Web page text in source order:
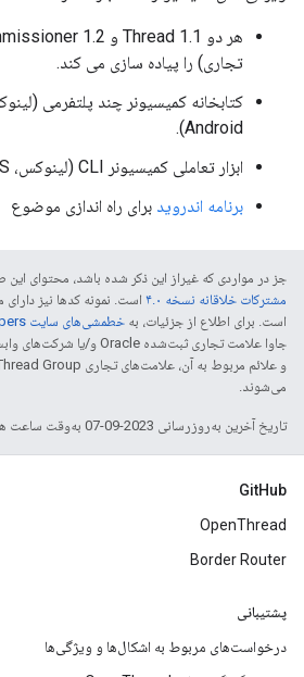
تجاری) را پیاده سازی می کند.
Android).
ابزار تعاملی کمیسیونر CLI (لینوکس، macOS)
برنامه اندروید برای راه اندازی موضوع
جز در مواردی که غیراز این ذکر شده باشد، محتوای
مشترکات خلاقانه نسخه ۴.۰
است. نمونه کدها نیز دارای
است. برای اطلاع از جزئیات، به خطمشی‌های سایت Google Developers‏
می‌شوند.
تاریخ آخرین به‌روزرسانی 2023-09-07 به‌وقت ساعت هماهنگ جهانی.
GitHub
OpenThread
Border Router
پشتیبانی
درخواست‌های مربوط به اشکال‌ها و ویژگی‌ها